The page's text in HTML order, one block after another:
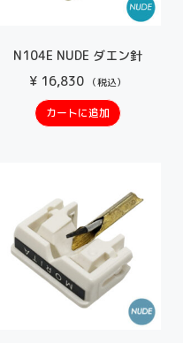
N104E NUDE ダエン針
¥16,830 （税込）
カートに追加